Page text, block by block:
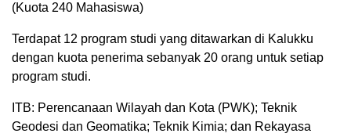
(Kuota 240 Mahasiswa)
Terdapat 12 program studi yang ditawarkan di Kalukku
dengan kuota penerima sebanyak 20 orang untuk setiap
program studi.
ITB: Perencanaan Wilayah dan Kota (PWK); Teknik
Geodesi dan Geomatika; Teknik Kimia; dan Rekayasa